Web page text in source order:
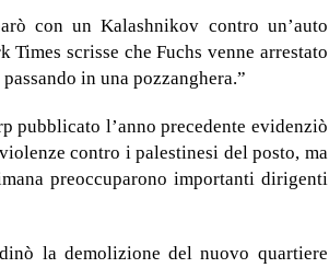
con un Kalashnikov contro un’auto
scrisse che Fuchs venne arrestato
in una pozzanghera.”
pubblicato l’anno precedente evidenziò
contro i palestinesi del posto, ma
preoccuparono importanti dirigenti
la demolizione del nuovo quartiere